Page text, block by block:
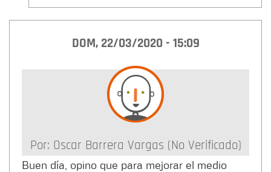
DOM, 22/03/2020 - 15:09
Por: Oscar Barrera Vargas (no Verificado)
Buen día, opino que para mejorar el medio